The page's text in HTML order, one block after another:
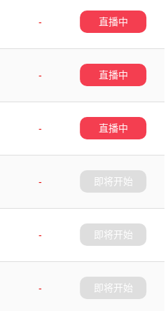
-
直播中
-
直播中
-
直播中
-
即将开始
-
即将开始
-
即将开始